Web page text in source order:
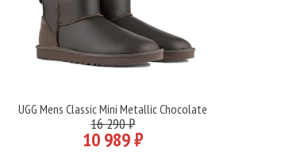
Подробнее
UGG Mens Classic Mini Metallic Chocolate
16 290 ₽
10 989 ₽